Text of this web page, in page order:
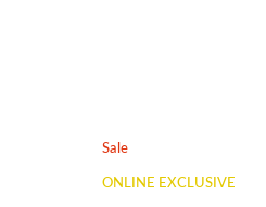
Sale
ONLINE EXCLUSIVE